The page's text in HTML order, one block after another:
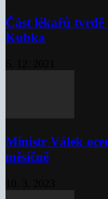
Část lékařů
Kubka
Ministr Válek
měsíčně